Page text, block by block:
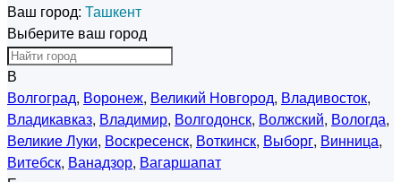
Ваш город: Ташкент
Выберите ваш город
В
Волгоград, Воронеж, Великий Новгород, Владивосток,
Владикавказ, Владимир, Волгодонск, Волжский, Вологда,
Великие Луки, Воскресенск, Воткинск, Выборг, Винница,
Витебск, Ванадзор, Вагаршапат